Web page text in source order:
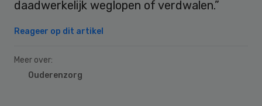
daadwerkelijk weglopen of verdwalen.”
Reageer op dit artikel
Meer over:
Ouderenzorg